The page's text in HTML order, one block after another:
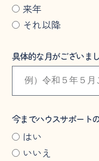
来年
それ以降
具体的な月がございま
今までハウスサポート
はい
いいえ